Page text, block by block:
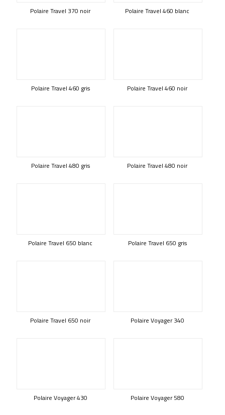
Polaire Travel 370 noir Polaire Travel 460 blanc
Polaire Travel 460 gris Polaire Travel 460 noir
Polaire Travel 480 gris Polaire Travel 480 noir
Polaire Travel 650 blanc Polaire Travel 650 gris
Polaire Travel 650 noir Polaire Voyager 340
Polaire Voyager 430 Polaire Voyager 580